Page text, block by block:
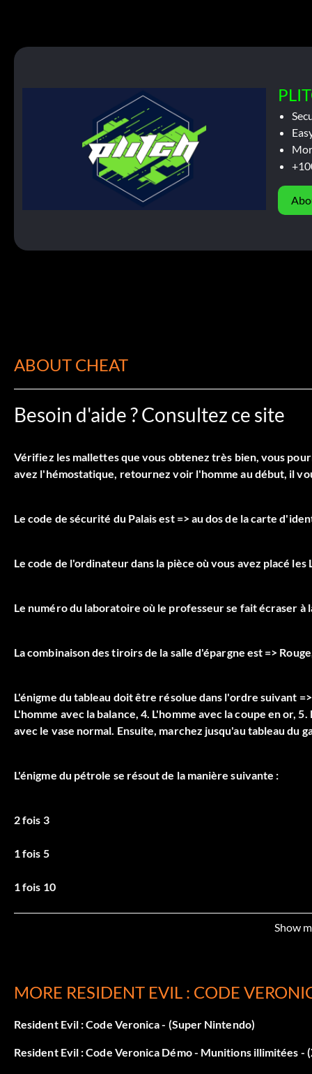
ABOUT CHEAT
Besoin d'aide ? Consultez ce site
Vérifiez les mallettes que vous obtenez très bien, vous
avez l'hémostatique, retournez voir l'homme au début, il
Le code de sécurité du Palais est => au dos de la carte
Le code de l'ordinateur dans la pièce où vous avez placé les
Le numéro du laboratoire où le professeur se fait écraser à
La combinaison des tiroirs de la salle d'épargne est =>
L'énigme du tableau doit être résolue dans l'ordre suivant
L'homme avec la balance, 4. L'homme avec la coupe en or,
avec le vase normal. Ensuite, marchez jusqu'au tableau du
L'énigme du pétrole se résout de la manière suivante :
2 fois 3
1 fois 5
1 fois 10
ce qui entraînera la chute du pont.
De même, lorsque vous prenez un vase ou un pot, vérifiez
chose dedans ou dessus.
Show
MORE RESIDENT EVIL : CODE
Resident Evil : Code Veronica - (Super Nintendo)
Resident Evil : Code Veronica Démo - Munitions illimitées -